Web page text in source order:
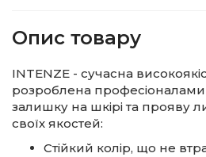
Опис товару
INTENZE - сучасна
розроблена
залишку на шкірі та прояву
своїх якостей:
Стійкий колір, що не